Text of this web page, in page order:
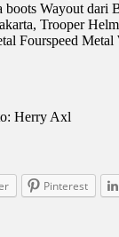
Wayout dari
Trooper
Fourspeed
Herry Axl
Pinterest